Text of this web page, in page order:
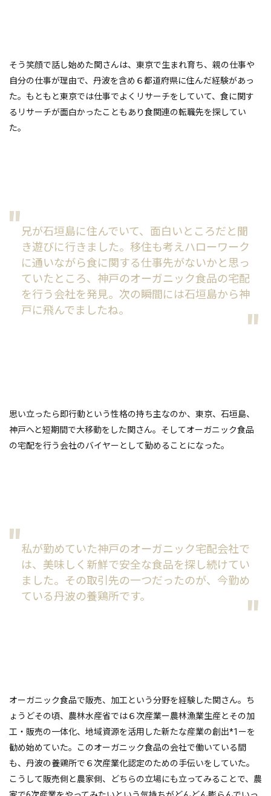
そう笑顔で話し始めた関さんは、東京で生まれ育ち、親の仕事や
自分の仕事が理由で、丹波を含め６都道府県に住んだ経験があっ
た。もともと東京では仕事でよくリサーチをしていて、食に関す
るリサーチが面白かったこともあり食関連の転職先を探してい
た。
兄が石垣島に住んでいて、面白いところだと聞
き遊びに行きました。移住も考えハローワーク
に通いながら食に関する仕事先がないかと思っ
ていたところ、神戸のオーガニック食品の宅配
を行う会社を発見。次の瞬間には石垣島から神
戸に飛んでましたね。
思い立ったら即行動という性格の持ち主なのか、東京、石垣島、
神戸へと短期間で大移動をした関さん。そしてオーガニック食品
の宅配を行う会社のバイヤーとして勤めることになった。
私が勤めていた神戸のオーガニック宅配会社で
は、美味しく新鮮で安全な食品を探し続けてい
ました。その取引先の一つだったのが、今勤め
ている丹波の養鶏所です。
オーガニック食品で販売、加工という分野を経験した関さん。ち
ょうどその頃、農林水産省では６次産業ー農林漁業生産とその加
工・販売の一体化、地域資源を活用した新たな産業の創出*1ーを
勧め始めていた。このオーガニック食品の会社で働いている間
も、丹波の養鶏所で６次産業化認定のための手伝いをしていた。
こうして販売側と農家側、どちらの立場にも立ってみることで、農